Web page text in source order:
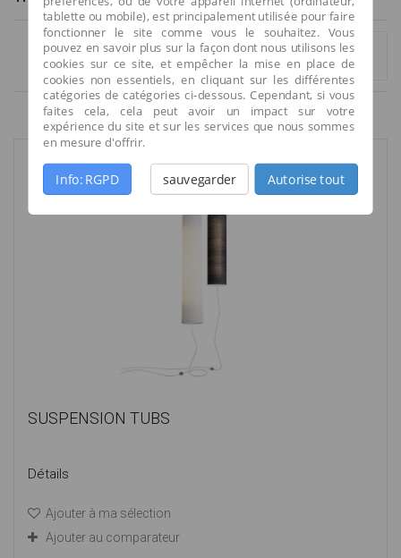
tablette ou mobile), est principalement utilisée pour faire
fonctionner le site comme vous le souhaitez. Vous
pouvez en savoir plus sur la façon dont nous utilisons les
cookies sur ce site, et empêcher la mise en place de
cookies non essentiels, en cliquant sur les différentes
catégories de catégories ci-dessous. Cependant, si vous
faites cela, cela peut avoir un impact sur votre
expérience du site et sur les services que nous sommes
en mesure d'offrir.
Info: RGPD sauvegarder Autorise tout
Comparer (0)
Résultats 1 - 4 sur 4.
SUSPENSION TUBS
Détails
Ajouter à ma sélection
Ajouter au comparateur